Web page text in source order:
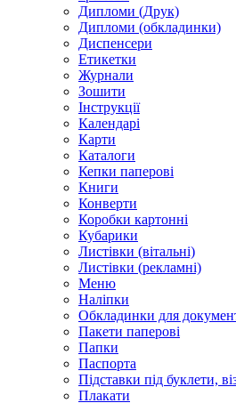
Дипломи (Друк)
Дипломи (обкладинки)
Диспенсери
Етикетки
Журнали
Зошити
Інструкції
Календарі
Карти
Каталоги
Кепки паперові
Книги
Конверти
Коробки картонні
Кубарики
Листівки (вітальні)
Листівки (рекламні)
Меню
Наліпки
Обкладинки для
Пакети паперові
Папки
Паспорта
Підставки під буклети,
Плакати